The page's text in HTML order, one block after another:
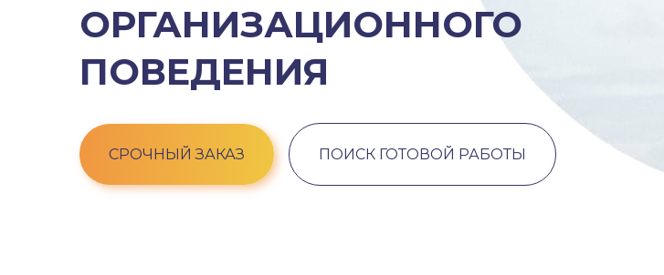
ОРГАНИЗАЦИОННОГО
ПОВЕДЕНИЯ
СРОЧНЫЙ ЗАКАЗ ПОИСК ГОТОВОЙ РАБОТЫ